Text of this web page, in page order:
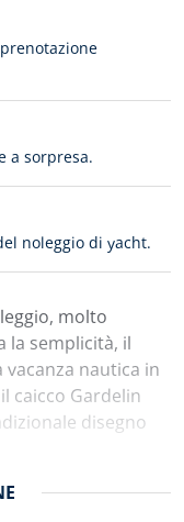
a sorpresa.
noleggio di yacht.
molto
la semplicità, il
nautica in
caicco Gardelin
disegno
in cui si possono